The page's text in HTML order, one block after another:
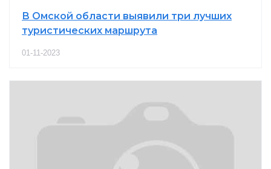
В Омской области выявили три лучших
туристических маршрута
01-11-2023